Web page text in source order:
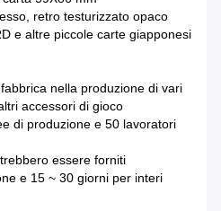
retro testurizzato opaco
e altre piccole carte giapponesi
nella produzione di vari
accessori di gioco
di produzione e 50 lavoratori
essere forniti
e 15 ~ 30 giorni per interi